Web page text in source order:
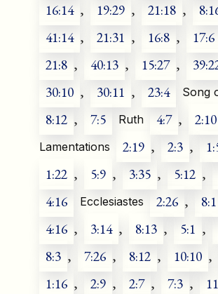
16:14 , 19:29 , 21:18 ,
41:14 , 21:31 , 16:8 , 17:6
21:8 , 40:13 , 15:27 ,
30:10 , 30:11 , 23:4 Song
8:12 , 7:5 Ruth 4:7 , 2:10
Lamentations 2:19 , 2:3 ,
1:22 , 5:9 , 3:35 , 5:12 ,
4:16
Ecclesiastes 2:26 , 8:1
4:16 , 3:14 , 8:13 , 5:1 ,
8:3 , 7:26 , 8:12 , 10:10 ,
1:16 , 2:9 , 2:7 , 7:3 ,